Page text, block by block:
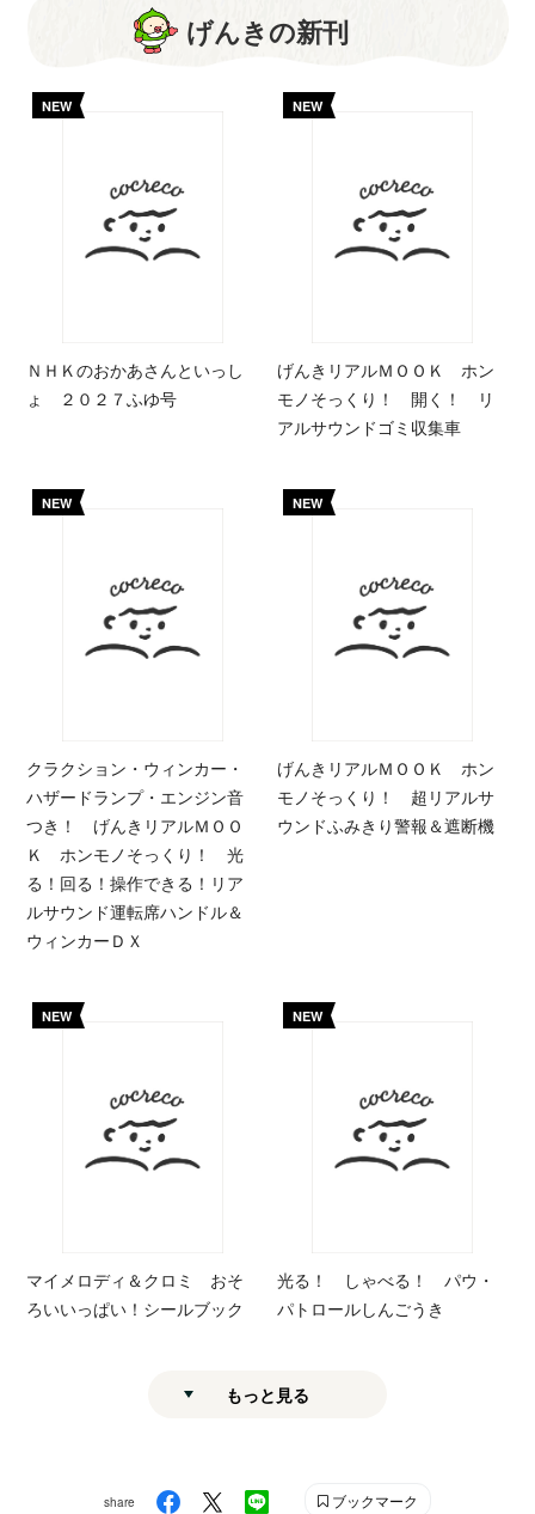
げんきの新刊
NEW
ＮＨＫのおかあさんといっし
ょ ２０２７ふゆ号
NEW
げんきリアルＭＯＯＫ ホン
モノそっくり！ 開く！ リ
アルサウンドゴミ収集車
NEW
クラクション・ウィンカー・
ハザードランプ・エンジン音
つき！ げんきリアルＭＯＯ
Ｋ ホンモノそっくり！ 光
る！回る！操作できる！リア
ルサウンド運転席ハンドル＆
ウィンカーＤＸ
NEW
げんきリアルＭＯＯＫ ホン
モノそっくり！ 超リアルサ
ウンドふみきり警報＆遮断機
NEW
マイメロディ＆クロミ おそ
ろいいっぱい！シールブック
NEW
光る！ しゃべる！ パウ・
パトロールしんごうき
もっと見る
share ブックマーク